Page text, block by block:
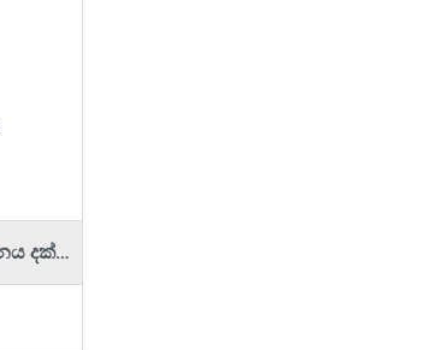
අනුරාධපුර රාජධානිය අවසානය දක්වා කෘෂිකර්මය හා වාරි කර්මාන්ත සංවර්ධනය